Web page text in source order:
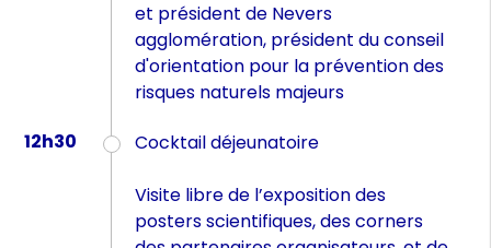
et président de Nevers
agglomération, président du conseil
d'orientation pour la prévention des
risques naturels majeurs
12h30
Cocktail déjeunatoire
Visite libre de l’exposition des
posters scientifiques, des corners